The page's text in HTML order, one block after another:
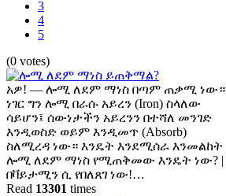
3
4
5
(0 votes)
አዎ! — ሎሚ ለደም ማነስ በጣም ጠቃሚ ነው።
ነገር ግን ሎሚ በራሱ አይረን (Iron) ስላለው
ሳይሆን፤ ሰውነታችን አይረንን በተሻለ መንገድ
እንዲወስድ ወይም እንዲመጥ (Absorb)
ስለሚረዳ ነው። እንዴት እንደሚሰራ እንመልከት
ሎሚ ለደም ማነስ የሚጠቅመው እንዴት ነው? |
በቫይታሚን ሲ የበለጸገ ነው!…
Read 13301 times